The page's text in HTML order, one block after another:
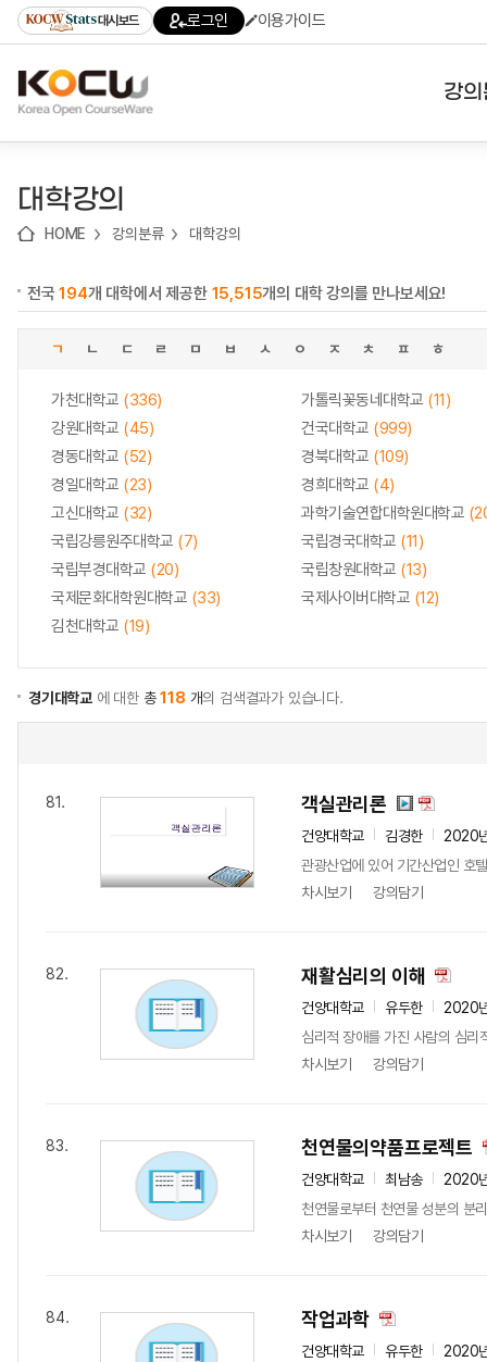
기
기
기
content)
가
대시보드 로그인 이용가이드
강
대학강의
HOME 강의분류 대학강의
전국194개 대학에서 제공한 15,515개의 대학 강의를 만나보세요!
ㄱ ㄴ ㄷ ㄹ ㅁ ㅂ ㅅ ㅇ ㅈ ㅊ ㅍ ㅎ
가천대학교 (336) 가톨릭꽃동네대학교 (11)
강원대학교 (45) 건국대학교 (999)
경동대학교 (52) 경북대학교 (109)
경일대학교 (23) 경희대학교 (4)
고신대학교 (32) 과학기술연합대학원대학교
국립강릉원주대학교 (7) 국립경국대학교 (11)
국립부경대학교 (20) 국립창원대학교 (13)
국제문화대학원대학교 (33) 국제사이버대학교 (12)
김천대학교 (19)
경기대학교 에 대한 총118 개의 검색결과가 있습니다.
81. 객실관리론
건양대학교 김경한
2020
관광산업에 있어 기간산업인 호
차시보기
강의담기
82. 재활심리의 이해
건양대학교 유두한
2020
심리적 장애를 가진 사람의 심리
차시보기
강의담기
83. 천연물의약품프로젝트
건양대학교 최남송
2020
천연물로부터 천연물 성분의 분
차시보기
강의담기
84. 작업과학
건양대학교 유두한
2020